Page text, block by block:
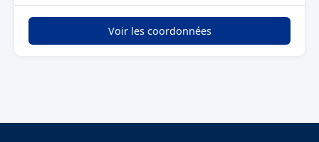
Voir les coordonnées